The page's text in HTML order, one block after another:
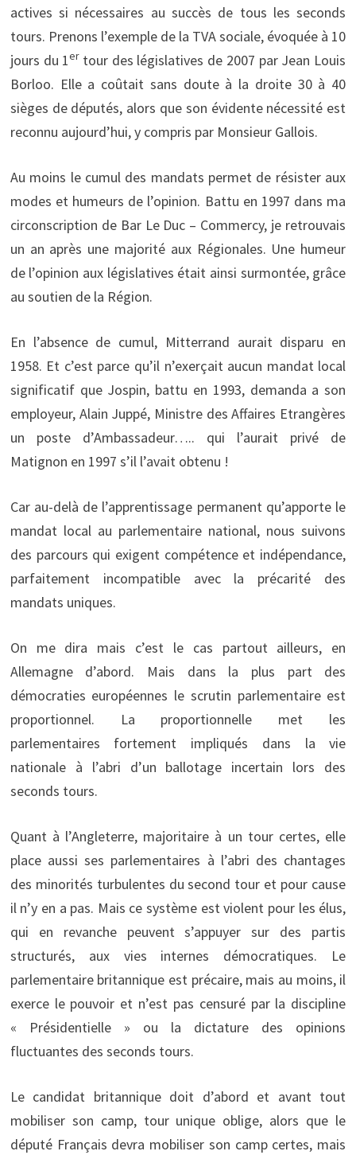
actives si nécessaires au succès de tous les seconds
tours. Prenons l’exemple de la TVA sociale, évoquée à 10
jours du 1ertour des législatives de 2007 par Jean Louis
Borloo. Elle a coûtait sans doute à la droite 30 à 40
sièges de députés, alors que son évidente nécessité est
reconnu aujourd’hui, y compris par Monsieur Gallois.
Au moins le cumul des mandats permet de résister aux
modes et humeurs de l’opinion. Battu en 1997 dans ma
circonscription de Bar Le Duc – Commercy, je retrouvais
un an après une majorité aux Régionales. Une humeur
de l’opinion aux législatives était ainsi surmontée, grâce
au soutien de la Région.
En l’absence de cumul, Mitterrand aurait disparu en
1958. Et c’est parce qu’il n’exerçait aucun mandat local
significatif que Jospin, battu en 1993, demanda a son
employeur, Alain Juppé, Ministre des Affaires Etrangères
un poste d’Ambassadeur….. qui l’aurait privé de
Matignon en 1997 s’il l’avait obtenu !
Car au-delà de l’apprentissage permanent qu’apporte le
mandat local au parlementaire national, nous suivons
des parcours qui exigent compétence et indépendance,
parfaitement incompatible avec la précarité des
mandats uniques.
On me dira mais c’est le cas partout ailleurs, en
Allemagne d’abord. Mais dans la plus part des
démocraties européennes le scrutin parlementaire est
proportionnel. La proportionnelle met les
parlementaires fortement impliqués dans la vie
nationale à l’abri d’un ballotage incertain lors des
seconds tours.
Quant à l’Angleterre, majoritaire à un tour certes, elle
place aussi ses parlementaires à l’abri des chantages
des minorités turbulentes du second tour et pour cause
il n’y en a pas. Mais ce système est violent pour les élus,
qui en revanche peuvent s’appuyer sur des partis
structurés, aux vies internes démocratiques. Le
parlementaire britannique est précaire, mais au moins, il
exerce le pouvoir et n’est pas censuré par la discipline
« Présidentielle » ou la dictature des opinions
fluctuantes des seconds tours.
Le candidat britannique doit d’abord et avant tout
mobiliser son camp, tour unique oblige, alors que le
député Français devra mobiliser son camp certes, mais